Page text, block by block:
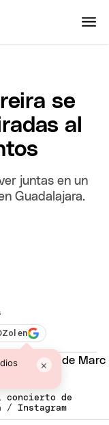
se
al
juntas en un
Guadalajara.
en
×
concierto de
/ Instagram